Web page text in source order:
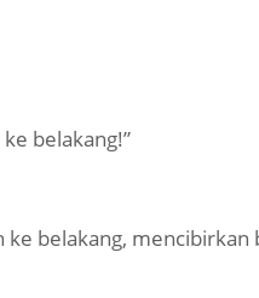
belakang!”
belakang, mencibirkan